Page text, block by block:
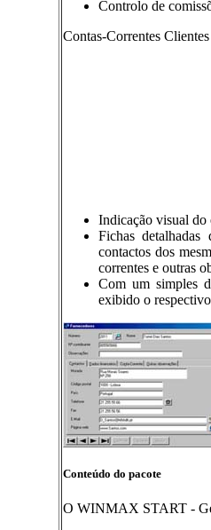
Controlo de
Contas-Correntes
Indicação visual do
Fichas
contactos dos
correntes e outras
Com um simples
exibido o
Conteúdo do pacote
O WINMAX START -